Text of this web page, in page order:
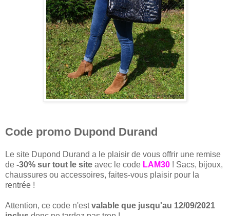
Code promo Dupond Durand
Le site Dupond Durand a le plaisir de vous offrir une remise
de -30% sur tout le site avec le code LAM30 ! Sacs, bijoux,
chaussures ou accessoires, faites-vous plaisir pour la
rentrée !
Attention, ce code n'estvalable que jusqu'au 12/09/2021